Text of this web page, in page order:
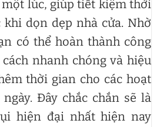
lúc, giúp tiết kiệm thời
khi dọn dẹp nhà cửa. Nhờ
có thể hoàn thành công
nhanh chóng và hiệu
thời gian cho các hoạt
Đây chắc chắn sẽ là
hiện đại nhất hiện nay